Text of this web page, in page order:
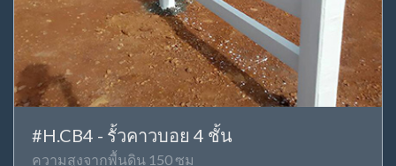
#H.CB4 - รั้วคาวบอย 4 ชั้น
ความสูงจากพื้นดิน 150 ซม